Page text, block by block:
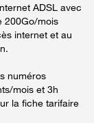
ADSL avec
200Go/mois
internet et au
numéros
mois et 3h
la fiche tarifaire